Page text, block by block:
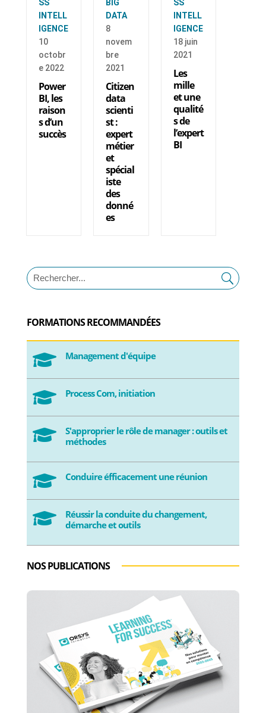
SS
INTELL
IGENCE
10
octobr
e 2022
Power
BI, les
raison
s d’un
succès
BIG
DATA
8
novem
bre
2021
Citizen
data
scienti
st :
expert
métier
et
spécial
iste
des
donné
es
SS
INTELL
IGENCE
18 juin
2021
Les
mille
et une
qualité
s de
l’expert
BI
FORMATIONS RECOMMANDÉES
 Management d'équipe
 Process Com, initiation

S'approprier le rôle de manager : outils et
méthodes
 Conduire éfficacement une réunion

Réussir la conduite du changement,
démarche et outils
NOS PUBLICATIONS